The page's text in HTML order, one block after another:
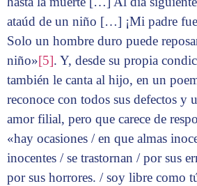
ataúd de un niño […] ¡Mi padre
Solo un hombre duro puede
niño»[5]. Y, desde su propia
también le canta al hijo, en un
reconoce con todos sus defectos y
amor filial, pero que carece de
«hay ocasiones / en que almas
inocentes / se trastornan / por sus
por sus horrores. / soy libre como